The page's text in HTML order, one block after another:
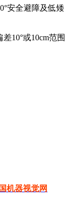
安全避障及低矮
10°或10cm范围
机器视觉网